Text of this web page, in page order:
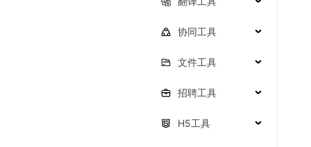
协同工具
文件工具
招聘工具
H5工具